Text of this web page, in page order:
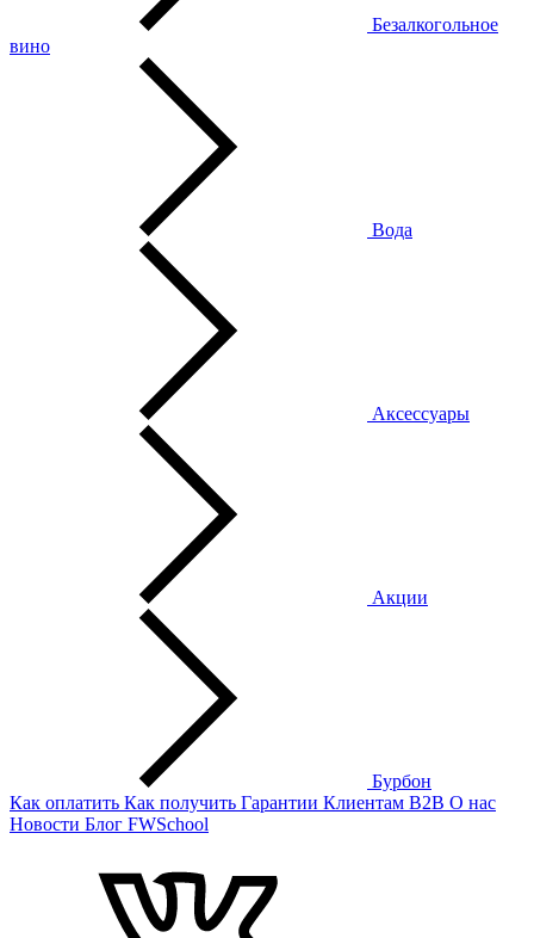
Безалкогольное
вино
Вода
Аксессуары
Акции
Бурбон
Как оплатить Как получить Гарантии Клиентам B2B О нас
Новости Блог FWSchool